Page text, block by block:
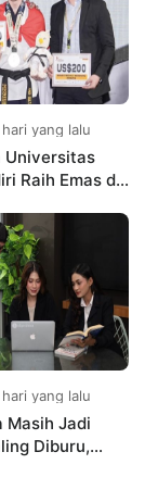
yang lalu
Universitas
Raih Emas di
2026
yang lalu
Masih Jadi
Diburu,